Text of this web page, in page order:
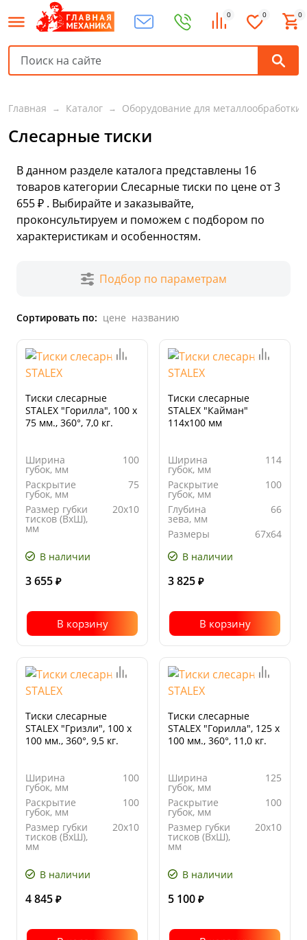
0 0 0
Главная Каталог Оборудование для металлообработки
Слесарные тиски
В данном разделе каталога представлены 16
товаров категории Слесарные тиски по цене от 3
655 ₽ . Выбирайте и заказывайте,
проконсультируем и поможем с подбором по
характеристикам и особенностям.
Подбор по параметрам
Сортировать по: цене названию
Тиски слесарные
STALEX "Горилла", 100 х
75 мм., 360°, 7,0 кг.
Ширина
губок, мм
100
Раскрытие
губок, мм
75
Размер губки
тисков (ВхШ),
мм
20х10
зева, мм
В наличии
3 655 ₽
В корзину
Тиски слесарные
STALEX "Кайман"
114х100 мм
Ширина
губок, мм
114
Раскрытие
губок, мм
100
Глубина
зева, мм
66
Размеры
наковальни,
мм
67x64
В наличии
3 825 ₽
В корзину
Тиски слесарные
STALEX "Гризли", 100 х
100 мм., 360°, 9,5 кг.
Ширина
губок, мм
100
Раскрытие
губок, мм
100
Размер губки
тисков (ВхШ),
мм
20х10
зева, мм
В наличии
4 845 ₽
Тиски слесарные
STALEX "Горилла", 125 х
100 мм., 360°, 11,0 кг.
Ширина
губок, мм
125
Раскрытие
губок, мм
100
Размер губки
тисков (ВхШ),
мм
20х10
зева, мм
В наличии
5 100 ₽